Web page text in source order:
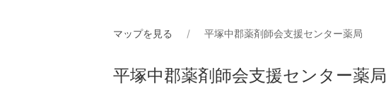
マップを見る 平塚中郡薬剤師会支援センター薬局
平塚中郡薬剤師会支援センター薬局